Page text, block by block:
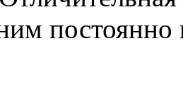
постоянно